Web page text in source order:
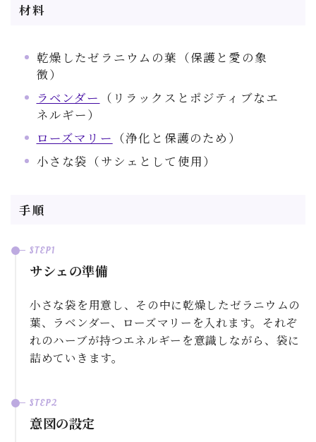
材料
乾燥したゼラニウムの葉（保護と愛の象
徴）
ラベンダー
（リラックスとポジティブなエ
ネルギー）
ローズマリー （浄化と保護のため）
小さな袋（サシェとして使用）
手順
サシェの準備
小さな袋を用意し、その中に乾燥したゼラニウムの
葉、ラベンダー、ローズマリーを入れます。それぞ
れのハーブが持つエネルギーを意識しながら、袋に
詰めていきます。
意図の設定